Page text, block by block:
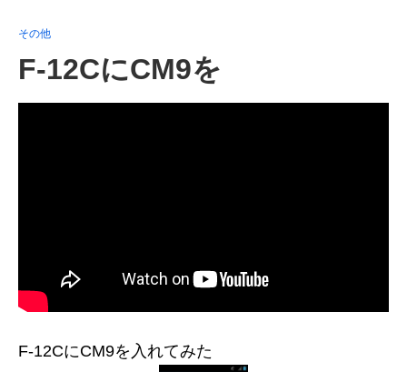
その他
F-12CにCM9を
F-12CにCM9を入れてみた